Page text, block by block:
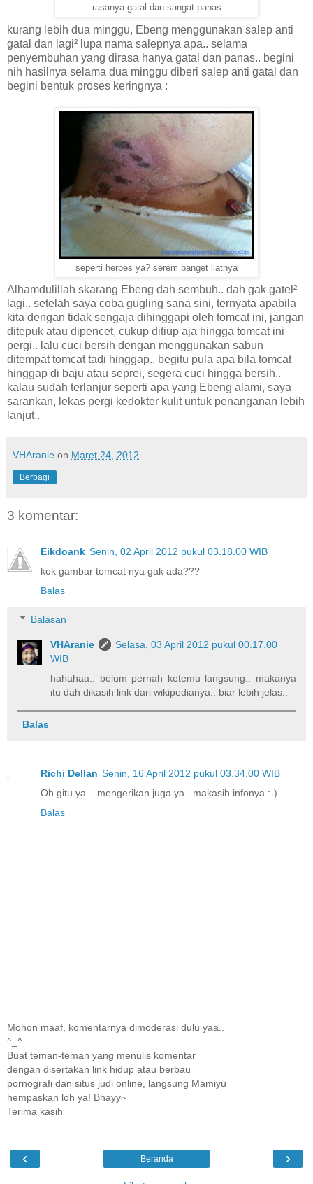
rasanya gatal dan sangat panas
kurang lebih dua minggu, Ebeng menggunakan salep anti
gatal dan lagi² lupa nama salepnya apa.. selama
penyembuhan yang dirasa hanya gatal dan panas.. begini
nih hasilnya selama dua minggu diberi salep anti gatal dan
begini bentuk proses keringnya :
seperti herpes ya? serem banget liatnya
Alhamdulillah skarang Ebeng dah sembuh.. dah gak gatel²
lagi.. setelah saya coba gugling sana sini, ternyata apabila
kita dengan tidak sengaja dihinggapi oleh tomcat ini, jangan
ditepuk atau dipencet, cukup ditiup aja hingga tomcat ini
pergi.. lalu cuci bersih dengan menggunakan sabun
ditempat tomcat tadi hinggap.. begitu pula apa bila tomcat
hinggap di baju atau seprei, segera cuci hingga bersih..
kalau sudah terlanjur seperti apa yang Ebeng alami, saya
sarankan, lekas pergi kedokter kulit untuk penanganan lebih
lanjut..
VHAranie on Maret 24, 2012
Berbagi
3 komentar:
Eikdoank Senin, 02 April 2012 pukul 03.18.00 WIB
kok gambar tomcat nya gak ada???
Balas
Balasan
VHAranie
Selasa, 03 April 2012 pukul 00.17.00
WIB
hahahaa.. belum pernah ketemu langsung.. makanya
itu dah dikasih link dari wikipedianya.. biar lebih jelas..
Balas
Richi Dellan Senin, 16 April 2012 pukul 03.34.00 WIB
Oh gitu ya... mengerikan juga ya.. makasih infonya :-)
Balas
Mohon maaf, komentarnya dimoderasi dulu yaa..
^_^
Buat teman-teman yang menulis komentar
dengan disertakan link hidup atau berbau
pornografi dan situs judi online, langsung Mamiyu
hempaskan loh ya! Bhayy~
Terima kasih
‹ ›
Beranda